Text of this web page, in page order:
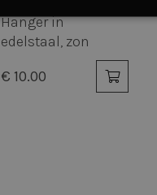
Hanger in
edelstaal, zon
€ 10.00
Strikt
noodzakelijk